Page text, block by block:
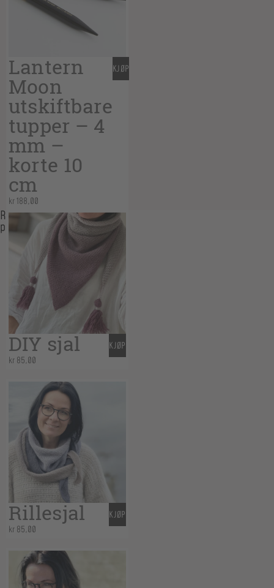
Lantern
Moon
utskiftbare
tupper – 4
mm –
korte 10
cm
kr188,00
KJØP
Related
products
DIY sjal
kr85,00
KJØP
Rillesjal
kr85,00
KJØP